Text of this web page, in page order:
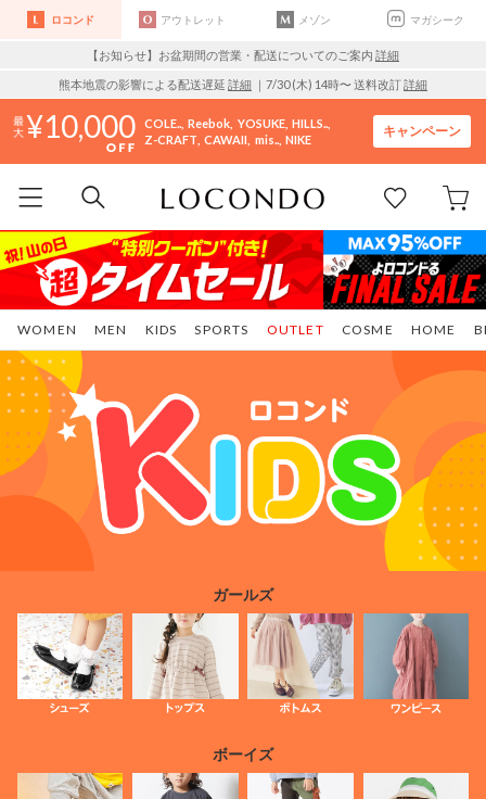
ロコンド アウトレット メゾン マガシーク
【お知らせ】お盆期間の営業・配送についてのご案内 詳細
熊本地震の影響による配送遅延 詳細 ｜7/30 (木) 14時〜 送料改訂詳細
10,000 COLE.. Reebok YOSUKE HILLS..
Z-CRAFT CAWAII mis.. NIKE
キャンペーン
WOMEN MEN KIDS SPORTS COSME HOME
OUTLET
ガールズ
ボーイズ